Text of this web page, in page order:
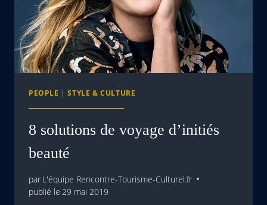
PEOPLE |STYLE & CULTURE
8 solutions de voyage d’initiés
beauté
par L'équipe Rencontre-Tourisme-Culturel.fr
publié le 29 mai 2019